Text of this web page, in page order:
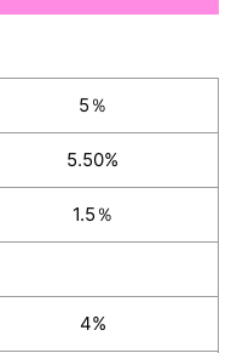
5％
5.50%
1.5％
4%